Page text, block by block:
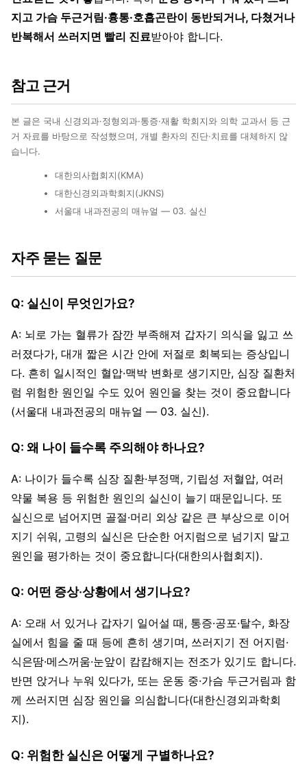
지고 가슴 두근거림·흉통·호흡곤란이 동반되거나, 다쳤거나
반복해서 쓰러지면 빨리 진료받아야 합니다.
참고 근거
본 글은 국내 신경외과·정형외과·통증·재활 학회지와 의학 교과서 등 근
거 자료를 바탕으로 작성했으며, 개별 환자의 진단·치료를 대체하지 않
습니다.
대한의사협회지(KMA)
대한신경외과학회지(JKNS)
서울대 내과전공의 매뉴얼 — 03. 실신
자주 묻는 질문
Q: 실신이 무엇인가요?
A: 뇌로 가는 혈류가 잠깐 부족해져 갑자기 의식을 잃고 쓰
러졌다가, 대개 짧은 시간 안에 저절로 회복되는 증상입니
다. 흔히 일시적인 혈압·맥박 변화로 생기지만, 심장 질환처
럼 위험한 원인일 수도 있어 원인을 찾는 것이 중요합니다
(서울대 내과전공의 매뉴얼 — 03. 실신).
Q: 왜 나이 들수록 주의해야 하나요?
A: 나이가 들수록 심장 질환·부정맥, 기립성 저혈압, 여러
약물 복용 등 위험한 원인의 실신이 늘기 때문입니다. 또
실신으로 넘어지면 골절·머리 외상 같은 큰 부상으로 이어
지기 쉬워, 고령의 실신은 단순한 어지럼으로 넘기지 말고
원인을 평가하는 것이 중요합니다(대한의사협회지).
Q: 어떤 증상·상황에서 생기나요?
A: 오래 서 있거나 갑자기 일어설 때, 통증·공포·탈수, 화장
실에서 힘을 줄 때 등에 흔히 생기며, 쓰러지기 전 어지럼·
식은땀·메스꺼움·눈앞이 캄캄해지는 전조가 있기도 합니다.
반면 앉거나 누워 있다가, 또는 운동 중·가슴 두근거림과 함
께 쓰러지면 심장 원인을 의심합니다(대한신경외과학회
지).
Q: 위험한 실신은 어떻게 구별하나요?